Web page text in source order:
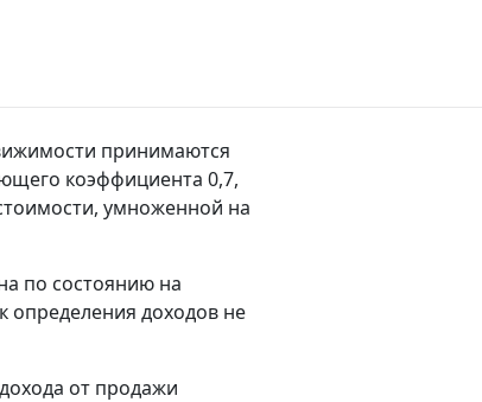
принимаются
коэффициента 0,7,
умноженной на
по состоянию на
определения доходов не
от продажи